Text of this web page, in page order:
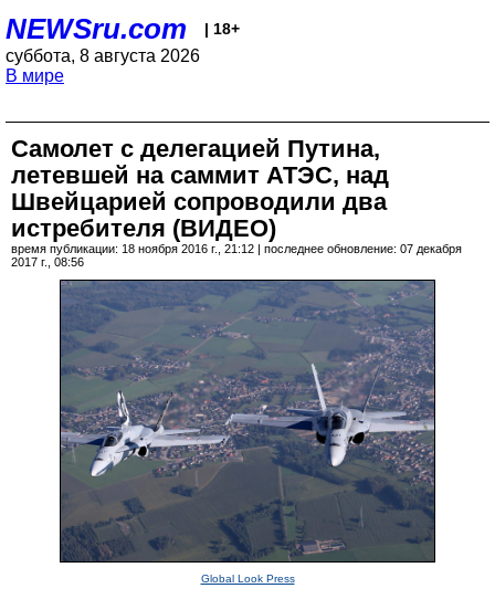
NEWSru.com | 18+
суббота, 8 августа 2026
В мире
Самолет с делегацией Путина,
летевшей на саммит АТЭС, над
Швейцарией сопроводили два
истребителя (ВИДЕО)
время публикации: 18 ноября 2016 г., 21:12 | последнее обновление: 07 декабря
2017 г., 08:56
Global Look Press